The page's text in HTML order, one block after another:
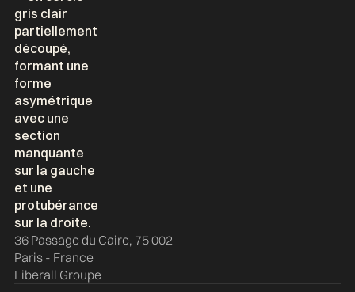
36 Passage du Caire, 75 002
Paris - France
Liberall Groupe